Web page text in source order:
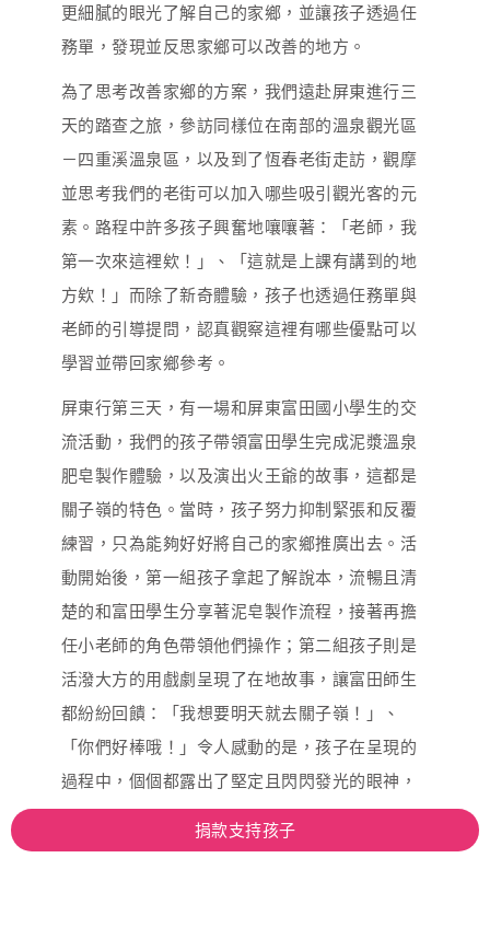
更細膩的眼光了解自己的家鄉，並讓孩子透過任
務單，發現並反思家鄉可以改善的地方。
為了思考改善家鄉的方案，我們遠赴屏東進行三
天的踏查之旅，參訪同樣位在南部的溫泉觀光區
－四重溪溫泉區，以及到了恆春老街走訪，觀摩
並思考我們的老街可以加入哪些吸引觀光客的元
素。路程中許多孩子興奮地嚷嚷著：「老師，我
第一次來這裡欸！」、「這就是上課有講到的地
方欸！」而除了新奇體驗，孩子也透過任務單與
老師的引導提問，認真觀察這裡有哪些優點可以
學習並帶回家鄉參考。
屏東行第三天，有一場和屏東富田國小學生的交
流活動，我們的孩子帶領富田學生完成泥漿溫泉
肥皂製作體驗，以及演出火王爺的故事，這都是
關子嶺的特色。當時，孩子努力抑制緊張和反覆
練習，只為能夠好好將自己的家鄉推廣出去。活
動開始後，第一組孩子拿起了解說本，流暢且清
楚的和富田學生分享著泥皂製作流程，接著再擔
任小老師的角色帶領他們操作；第二組孩子則是
活潑大方的用戲劇呈現了在地故事，讓富田師生
都紛紛回饋：「我想要明天就去關子嶺！」、
「你們好棒哦！」令人感動的是，孩子在呈現的
過程中，個個都露出了堅定且閃閃發光的眼神，
這是我們從來沒有見過的。
捐款支持孩子